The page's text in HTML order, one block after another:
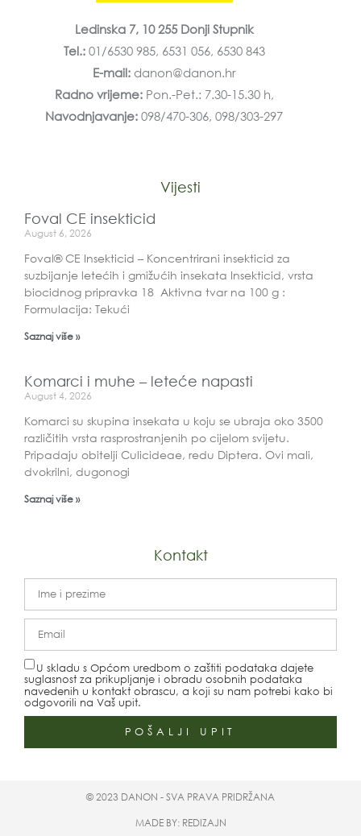
Ledinska 7, 10 255 Donji Stupnik
Tel.:01/6530 985, 6531 056, 6530 843
E-mail:danon@danon.hr
Radno vrijeme: Pon.-Pet.: 7.30-15.30 h,
Navodnjavanje:098/470-306, 098/303-297
Vijesti
Foval CE insekticid
August 6, 2026
Foval® CE Insekticid – Koncentrirani insekticid za
suzbijanje letećih i gmižućih insekata Insekticid, vrsta
biocidnog pripravka 18 Aktivna tvar na 100 g :
Formulacija: Tekući
Saznaj više »
Komarci i muhe – leteće napasti
August 4, 2026
Komarci su skupina insekata u koju se ubraja oko 3500
različitih vrsta rasprostranjenih po cijelom svijetu.
Pripadaju obitelji Culicideae, redu Diptera. Ovi mali,
dvokrilni, dugonogi
Saznaj više »
Kontakt
U skladu s Općom uredbom o zaštiti podataka dajete
suglasnost za prikupljanje i obradu osobnih podataka
navedenih u kontakt obrascu, a koji su nam potrebi kako bi
odgovorili na Vaš upit.
POŠALJI UPIT
© 2023 DANON - SVA PRAVA PRIDRŽANA
MADE BY: REDIZAJN